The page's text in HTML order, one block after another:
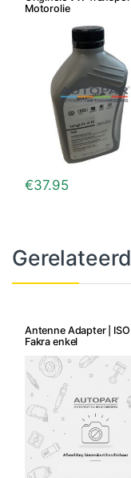
Motorolie
€37.95
Antenne Adapter |
Fakra enkel